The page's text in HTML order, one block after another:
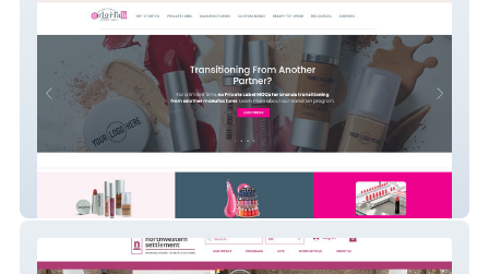
Colorlab Private Label